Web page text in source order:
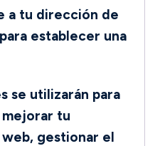
a tu dirección de
establecer una
se utilizarán para
tu
gestionar el